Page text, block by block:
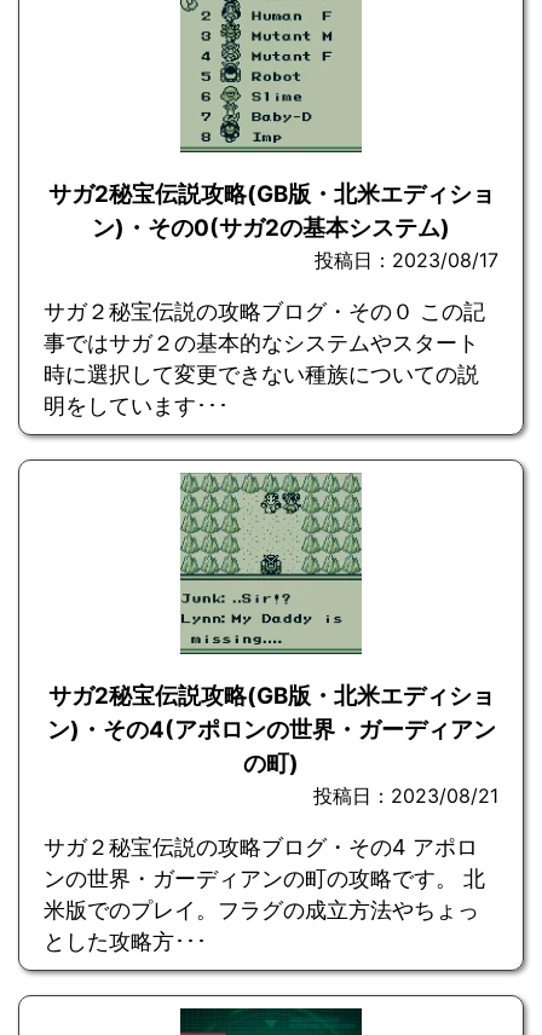
サガ2秘宝伝説攻略(GB版・北米エディショ
ン)・その0(サガ2の基本システム)
投稿日：2023/08/17
サガ２秘宝伝説の攻略ブログ・その０ この記
事ではサガ２の基本的なシステムやスタート
時に選択して変更できない種族についての説
明をしています･･･
サガ2秘宝伝説攻略(GB版・北米エディショ
ン)・その4(アポロンの世界・ガーディアン
の町)
投稿日：2023/08/21
サガ２秘宝伝説の攻略ブログ・その4 アポロ
ンの世界・ガーディアンの町の攻略です。 北
米版でのプレイ。フラグの成立方法やちょっ
とした攻略方･･･